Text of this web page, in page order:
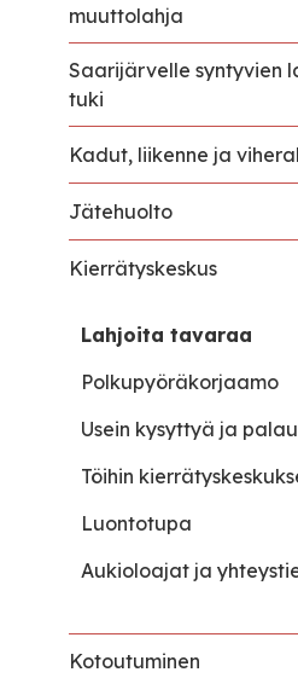
muuttolahja
Saarijärvelle syntyvien
tuki
Kadut, liikenne ja
Jätehuolto
Kierrätyskeskus
Lahjoita tavaraa
Polkupyöräkorjaamo
Usein kysyttyä ja
Töihin
Luontotupa
Aukioloajat ja
Kotoutuminen